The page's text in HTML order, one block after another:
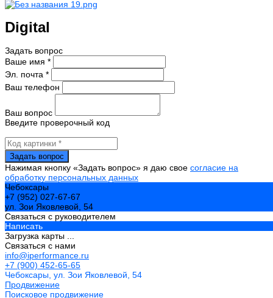
Digital
Задать вопрос
Ваше имя *
Эл. почта *
Ваш телефон
Ваш вопрос
Введите проверочный код
Нажимая кнопку «Задать вопрос» я даю свое согласие на
обработку персональных данных
Чебоксары
+7 (952) 027-67-67
ул. Зои Яковлевой, 54
Связаться с руководителем
Написать
Загрузка карты ...
Связаться с нами
info@iperformance.ru
+7 (900) 452-65-65
Чебоксары, ул. Зои Яковлевой, 54
Продвижение
Поисковое продвижение